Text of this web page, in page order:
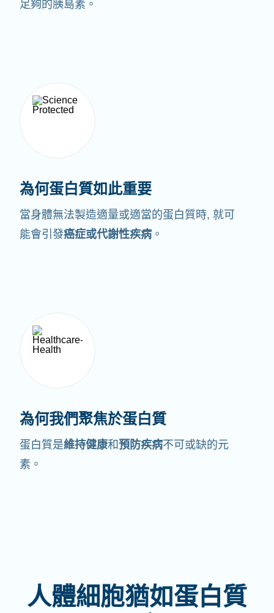
足夠的胰島素。
為何蛋白質如此重要
當身體無法製造適量或適當的蛋白質時, 就可
能會引發癌症或代謝性疾病 。
為何我們聚焦於蛋白質
蛋白質是維持健康和預防疾病不可或缺的元
素。
人體細胞猶如蛋白質